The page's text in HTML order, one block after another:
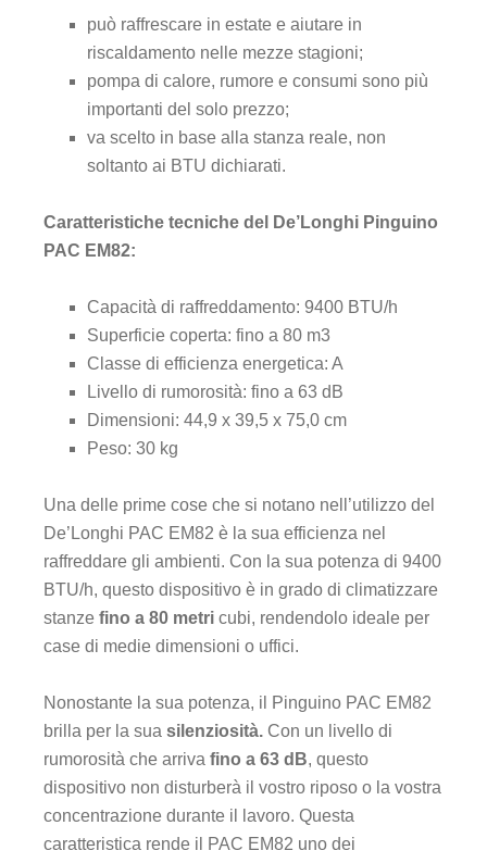
può raffrescare in estate e aiutare in
riscaldamento nelle mezze stagioni;
pompa di calore, rumore e consumi sono più
importanti del solo prezzo;
va scelto in base alla stanza reale, non
soltanto ai BTU dichiarati.
Caratteristiche tecniche del De’Longhi Pinguino
PAC EM82:
Capacità di raffreddamento: 9400 BTU/h
Superficie coperta: fino a 80 m3
Classe di efficienza energetica: A
Livello di rumorosità: fino a 63 dB
Dimensioni: 44,9 x 39,5 x 75,0 cm
Peso: 30 kg
Una delle prime cose che si notano nell’utilizzo del
De’Longhi PAC EM82 è la sua efficienza nel
raffreddare gli ambienti. Con la sua potenza di 9400
BTU/h, questo dispositivo è in grado di climatizzare
stanze fino a 80 metri cubi, rendendolo ideale per
case di medie dimensioni o uffici.
Nonostante la sua potenza, il Pinguino PAC EM82
brilla per la sua silenziosità. Con un livello di
rumorosità che arriva fino a 63 dB, questo
dispositivo non disturberà il vostro riposo o la vostra
concentrazione durante il lavoro. Questa
caratteristica rende il PAC EM82 uno dei